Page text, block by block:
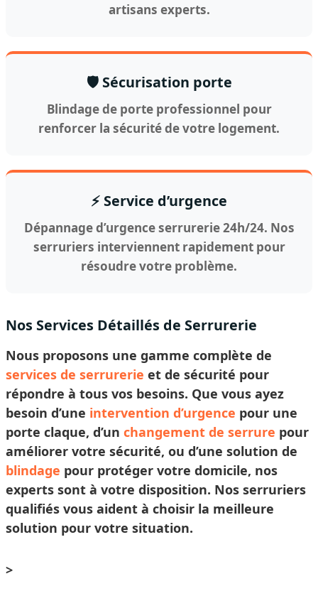
artisans experts.
🛡️ Sécurisation porte
Blindage de porte professionnel pour
renforcer la sécurité de votre logement.
⚡ Service d’urgence
Dépannage d’urgence serrurerie 24h/24. Nos
serruriers interviennent rapidement pour
résoudre votre problème.
Nos Services Détaillés de Serrurerie
Nous proposons une gamme complète de
services de serrurerie et de sécurité pour
répondre à tous vos besoins. Que vous ayez
besoin d’une intervention d’urgence pour une
porte claque, d’un changement de serrure pour
améliorer votre sécurité, ou d’une solution de
blindage pour protéger votre domicile, nos
experts sont à votre disposition. Nos serruriers
qualifiés vous aident à choisir la meilleure
solution pour votre situation.
>